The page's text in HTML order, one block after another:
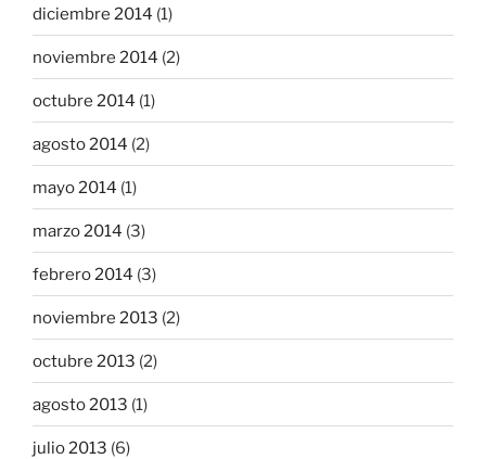
diciembre 2014 (1)
noviembre 2014 (2)
octubre 2014 (1)
agosto 2014 (2)
mayo 2014 (1)
marzo 2014 (3)
febrero 2014 (3)
noviembre 2013 (2)
octubre 2013 (2)
agosto 2013 (1)
julio 2013 (6)